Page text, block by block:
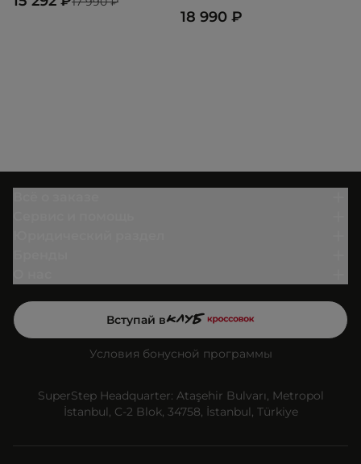
18 990 ₽
Вступай в
Условия бонусной программы
SuperStep Headquarter: Ataşehir Bulvarı, Metropol
İstanbul, C-2 Blok, 34758, İstanbul, Türkiye